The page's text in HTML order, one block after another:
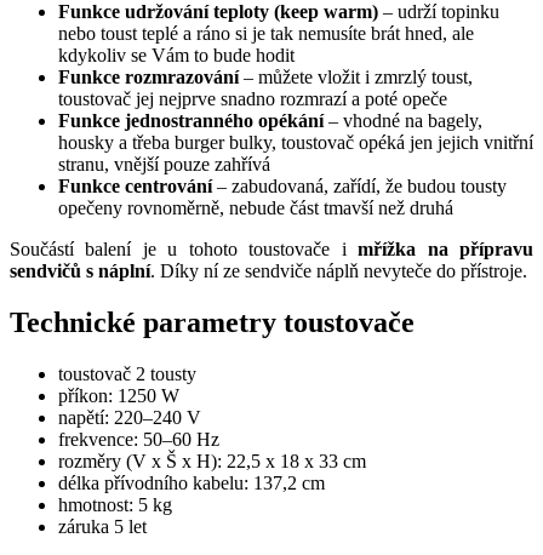
Funkce udržování teploty (keep warm) – udrží topinku
nebo toust teplé a ráno si je tak nemusíte brát hned, ale
kdykoliv se Vám to bude hodit
Funkce rozmrazování– můžete vložit i zmrzlý toust,
toustovač jej nejprve snadno rozmrazí a poté opeče
Funkce jednostranného opékání– vhodné na bagely,
housky a třeba burger bulky, toustovač opéká jen jejich vnitřní
stranu, vnější pouze zahřívá
Funkce centrování– zabudovaná, zařídí, že budou tousty
opečeny rovnoměrně, nebude část tmavší než druhá
Součástí balení je u tohoto toustovače imřížka na přípravu
sendvičů s náplní. Díky ní ze sendviče náplň nevyteče do přístroje.
Technické parametry toustovače
toustovač 2 tousty
příkon: 1250 W
napětí: 220–240 V
frekvence: 50–60 Hz
rozměry (V x Š x H): 22,5 x 18 x 33 cm
délka přívodního kabelu: 137,2 cm
hmotnost: 5 kg
záruka 5 let